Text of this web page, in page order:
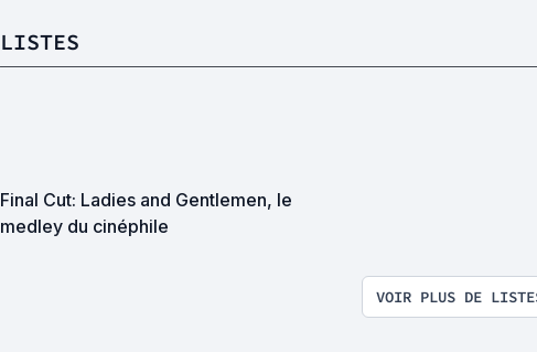
LISTES
Final Cut: Ladies and Gentlemen, le
medley du cinéphile
VOIR PLUS DE